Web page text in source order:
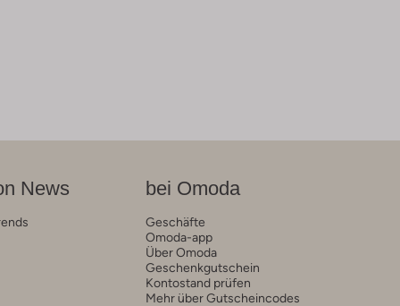
News bei Omoda
Geschäfte
Omoda-app
Über Omoda
Geschenkgutschein
Kontostand prüfen
Mehr über Gutscheincodes